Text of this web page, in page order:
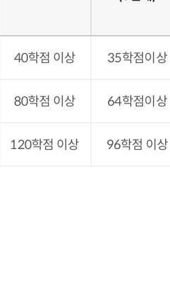
40학점 이상 35학점이상
80학점 이상 64학점이상
120학점 이상 96학점 이상